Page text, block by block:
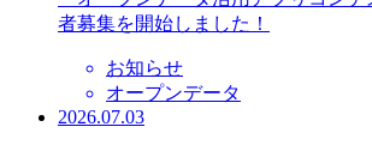
者募集を開始しました！
お知らせ
オープンデータ
2026.07.03